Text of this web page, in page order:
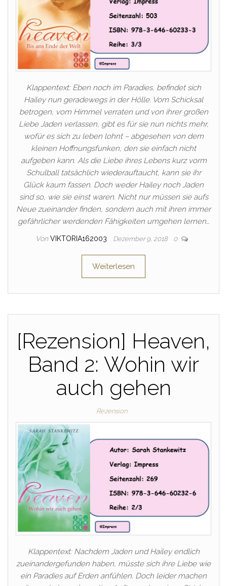
Klappentext: Eben noch im Paradies, befindet sich
Hailey nun geradewegs in der Hölle. Vom Schicksal
betrogen, vom Himmel verraten und von ihrer großen
Liebe Jaden verlassen, gibt es für sie nun nichts mehr,
wofür es sich zu leben lohnt – abgesehen von dem
kleinen Hoffnungsfunken, den sie einfach nicht
aufgeben kann. Als die Liebe ihres Lebens kurz vorm
Schulball tatsächlich wiederauftaucht, kann sie ihr
Glück kaum fassen. Doch weder Hailey noch Jaden
sind so, wie sie einst waren. Nicht nur müssen sie aufs
Neue zueinander finden, sondern auch mit ihren immer
gefährlicher werdenden Fähigkeiten umgehen lernen…
Von VIKTORIA162003 Dezember 9, 2018 0
Weiterlesen
[Rezension] Heaven,
Band 2: Wohin wir
auch gehen
Rezension
Klappentext: Nachdem Jaden und Hailey endlich
zueinandergefunden haben, müsste sich ihre Liebe wie
ein Paradies auf Erden anfühlen. Doch leider machen